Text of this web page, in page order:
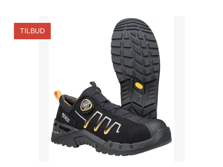
TILBUD